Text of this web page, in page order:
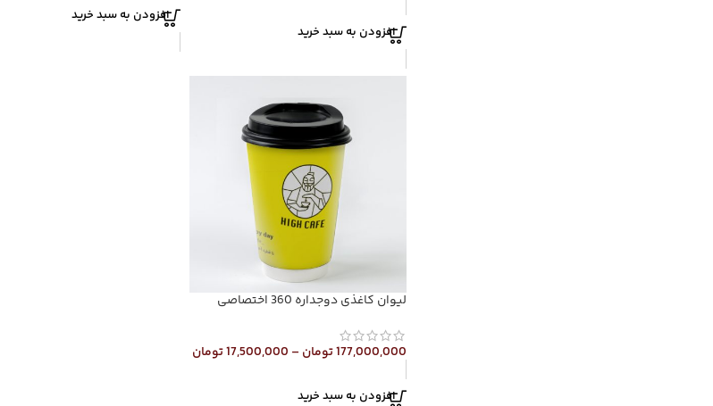
افزودن به سبد خرید
افزودن به سبد خرید
لیوان کاغذی دوجداره 360 اختصاصی
177,000,000تومان –
17,500,000تومان
افزودن به سبد خرید